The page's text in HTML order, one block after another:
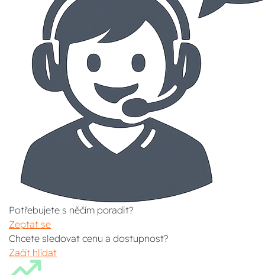
Potřebujete s něčím poradit?
Zeptat se
Chcete sledovat cenu a dostupnost?
Začít hlídat